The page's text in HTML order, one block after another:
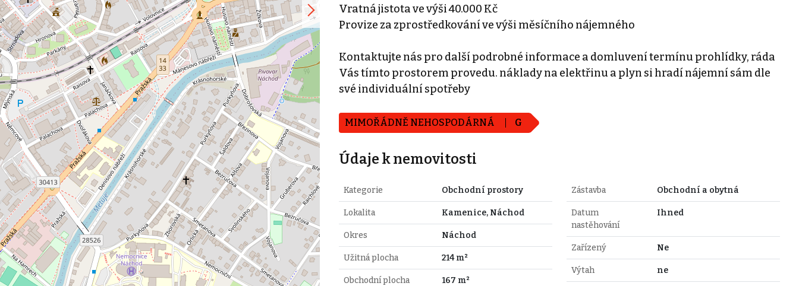
Vratná jistota ve výši 40.000 Kč
Provize za zprostředkování ve výši měsíčního nájemného
Kontaktujte nás pro další podrobné informace a domluvení termínu prohlídky, ráda
Vás tímto prostorem provedu. náklady na elektřinu a plyn si hradí nájemní sám dle
své individuální spotřeby
MIMOŘÁDNĚ NEHOSPODÁRNÁ G
Údaje k nemovitosti
Kategorie Obchodní prostory
Lokalita Kamenice, Náchod
Okres Náchod
Užitná plocha 214 m²
Obchodní plocha 167 m²
Zástavba Obchodní a obytná
Datum
nastěhování
Ihned
Zařízený Ne
Výtah ne